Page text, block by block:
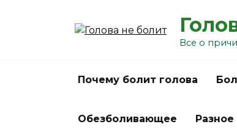
Все о
Почему болит голова
Обезболивающее Разное